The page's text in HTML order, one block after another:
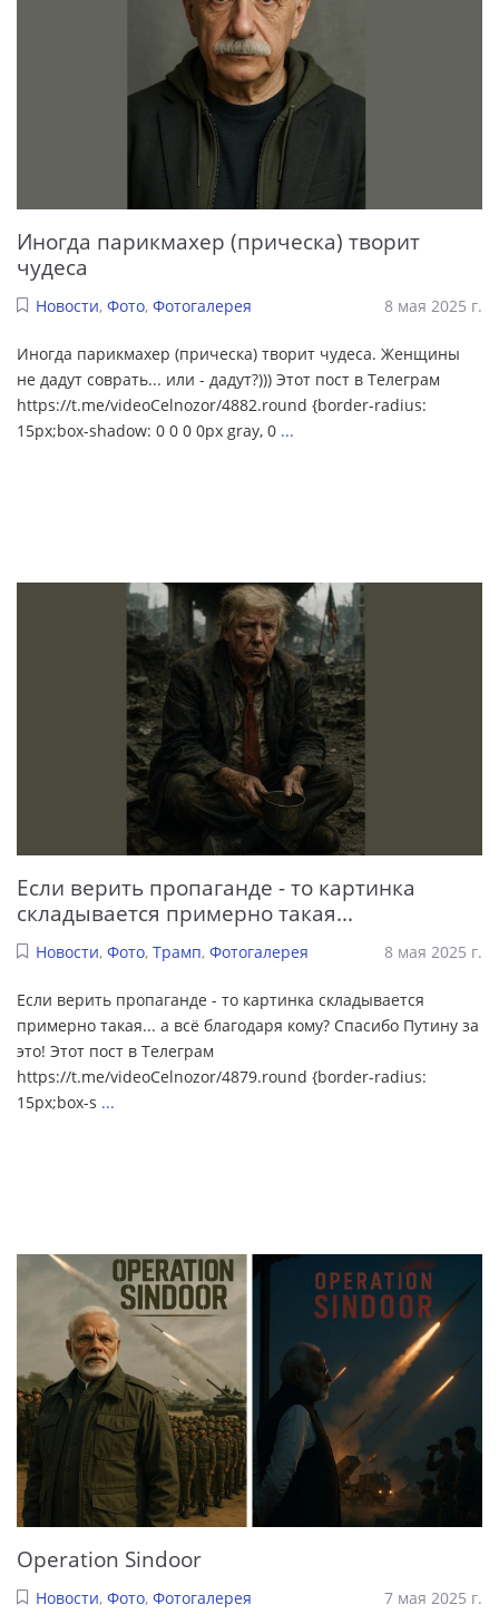
Иногда парикмахер (прическа) творит
чудеса
Новости, Фото, Фотогалерея 8 мая 2025 г.
Иногда парикмахер (прическа) творит чудеса. Женщины
не дадут соврать... или - дадут?))) Этот пост в Телеграм
https://t.me/videoCelnozor/4882.round {border-radius:
15px;box-shadow: 0 0 0 0px gray, 0 ...
Если верить пропаганде - то картинка
складывается примерно такая...
Новости, Фото, Трамп, Фотогалерея 8 мая 2025 г.
Если верить пропаганде - то картинка складывается
примерно такая... а всё благодаря кому? Спасибо Путину за
это! Этот пост в Телеграм
https://t.me/videoCelnozor/4879.round {border-radius:
15px;box-s ...
Operation Sindoor
Новости, Фото, Фотогалерея 7 мая 2025 г.